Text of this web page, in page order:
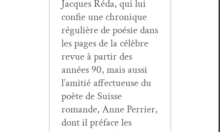
Jacques Réda, qui lui
con­fie une chronique
régulière de poésie dans
les pages de la célèbre
revue à par­tir des
années 90, mais aus­si
l’amitié affectueuse du
poète de Suisse
romande, Anne Per­ri­er,
dont il pré­face les